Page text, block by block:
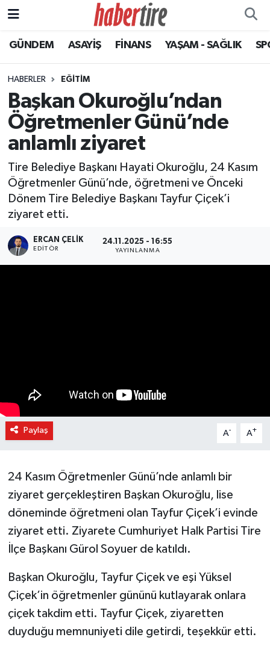
GÜNDEM ASAYİŞ FİNANS YAŞAM - SAĞLIK
HABERLER EĞİTİM
Başkan Okuroğlu’ndan
Öğretmenler Günü’nde
anlamlı ziyaret
Tire Belediye Başkanı Hayati Okuroğlu, 24 Kasım
Öğretmenler Günü’nde, öğretmeni ve Önceki
Dönem Tire Belediye Başkanı Tayfur Çiçek’i
ziyaret etti.
ERCAN ÇELIK
EDITÖR
24.11.2025 - 16:55
YAYINLANMA
Paylaş A- A+
24 Kasım Öğretmenler Günü’nde anlamlı bir
ziyaret gerçekleştiren Başkan Okuroğlu, lise
döneminde öğretmeni olan Tayfur Çiçek’i evinde
ziyaret etti. Ziyarete Cumhuriyet Halk Partisi Tire
İlçe Başkanı Gürol Soyuer de katıldı.
Başkan Okuroğlu, Tayfur Çiçek ve eşi Yüksel
Çiçek’in öğretmenler gününü kutlayarak onlara
çiçek takdim etti. Tayfur Çiçek, ziyaretten
duyduğu memnuniyeti dile getirdi, teşekkür etti.
Tire Nöbetçi Eczaneler
Tire Hava Durumu
Tire Trafik Yoğunluk Haritası
Süper Lig Puan Durumu ve Fikstür
Tüm Manşetler
Son Dakika Haberleri